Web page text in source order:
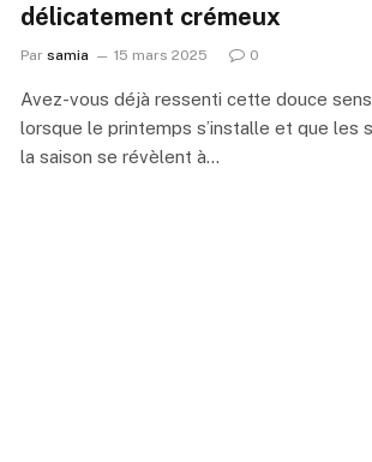
délicatement crémeux
Par samia 15 mars 2025 0
Avez-vous déjà ressenti cette douce
lorsque le printemps s’installe et que les
la saison se révèlent à…